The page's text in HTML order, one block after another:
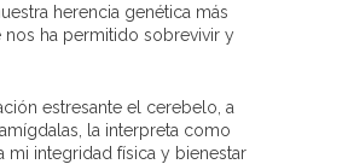
herencia genética más
nos ha permitido sobrevivir y
estresante el cerebelo, a
la interpreta como
mi integridad física y bienestar